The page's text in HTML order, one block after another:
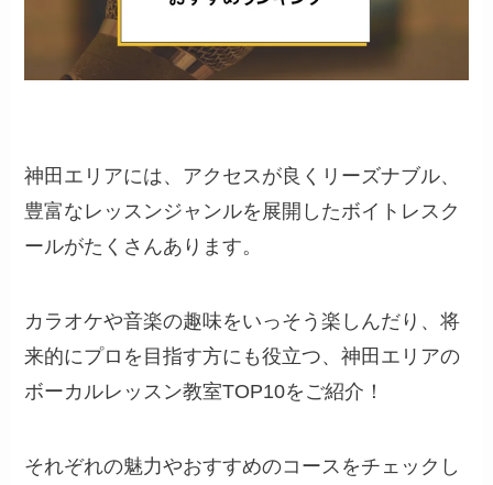
神田エリアには、アクセスが良くリーズナブル、
豊富なレッスンジャンルを展開したボイトレスク
ールがたくさんあります。
カラオケや音楽の趣味をいっそう楽しんだり、将
来的にプロを目指す方にも役立つ、神田エリアの
ボーカルレッスン教室TOP10をご紹介！
それぞれの魅力やおすすめのコースをチェックし